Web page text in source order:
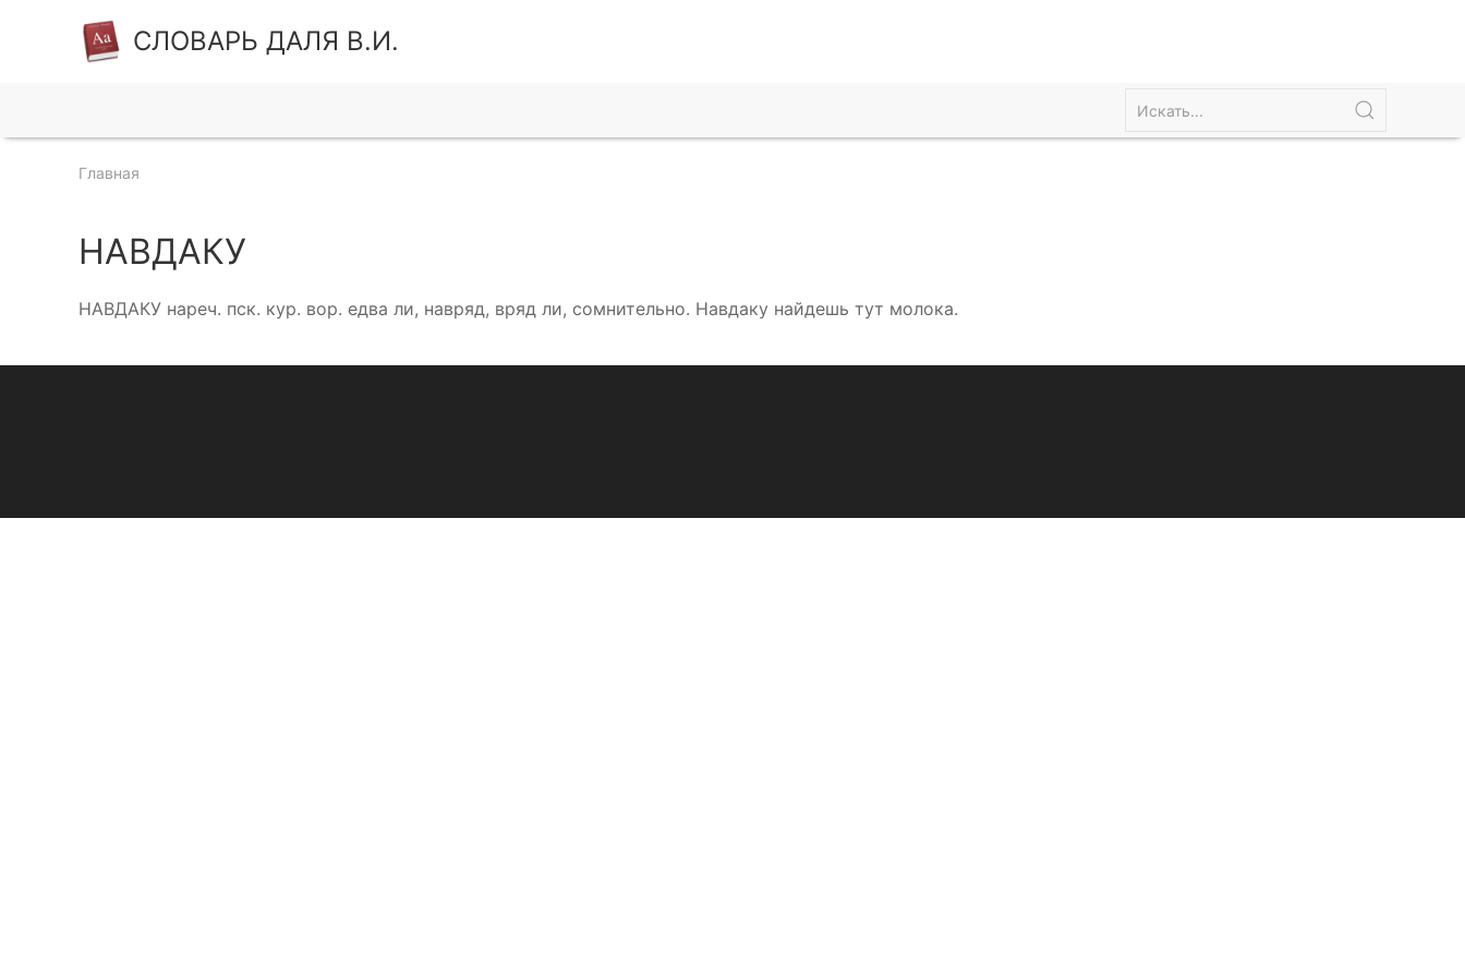
СЛОВАРЬ ДАЛЯ В.И.
Главная
НАВДАКУ
НАВДАКУ нареч. пск. кур. вор. едва ли, навряд, вряд ли, сомнительно. Навдаку найдешь тут молока.